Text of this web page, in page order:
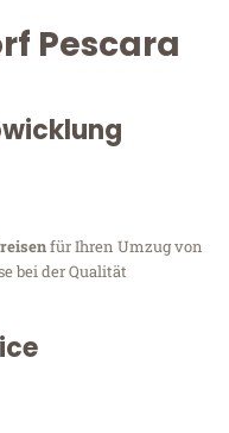
Pescara
für Ihren Umzug von
bei der Qualität